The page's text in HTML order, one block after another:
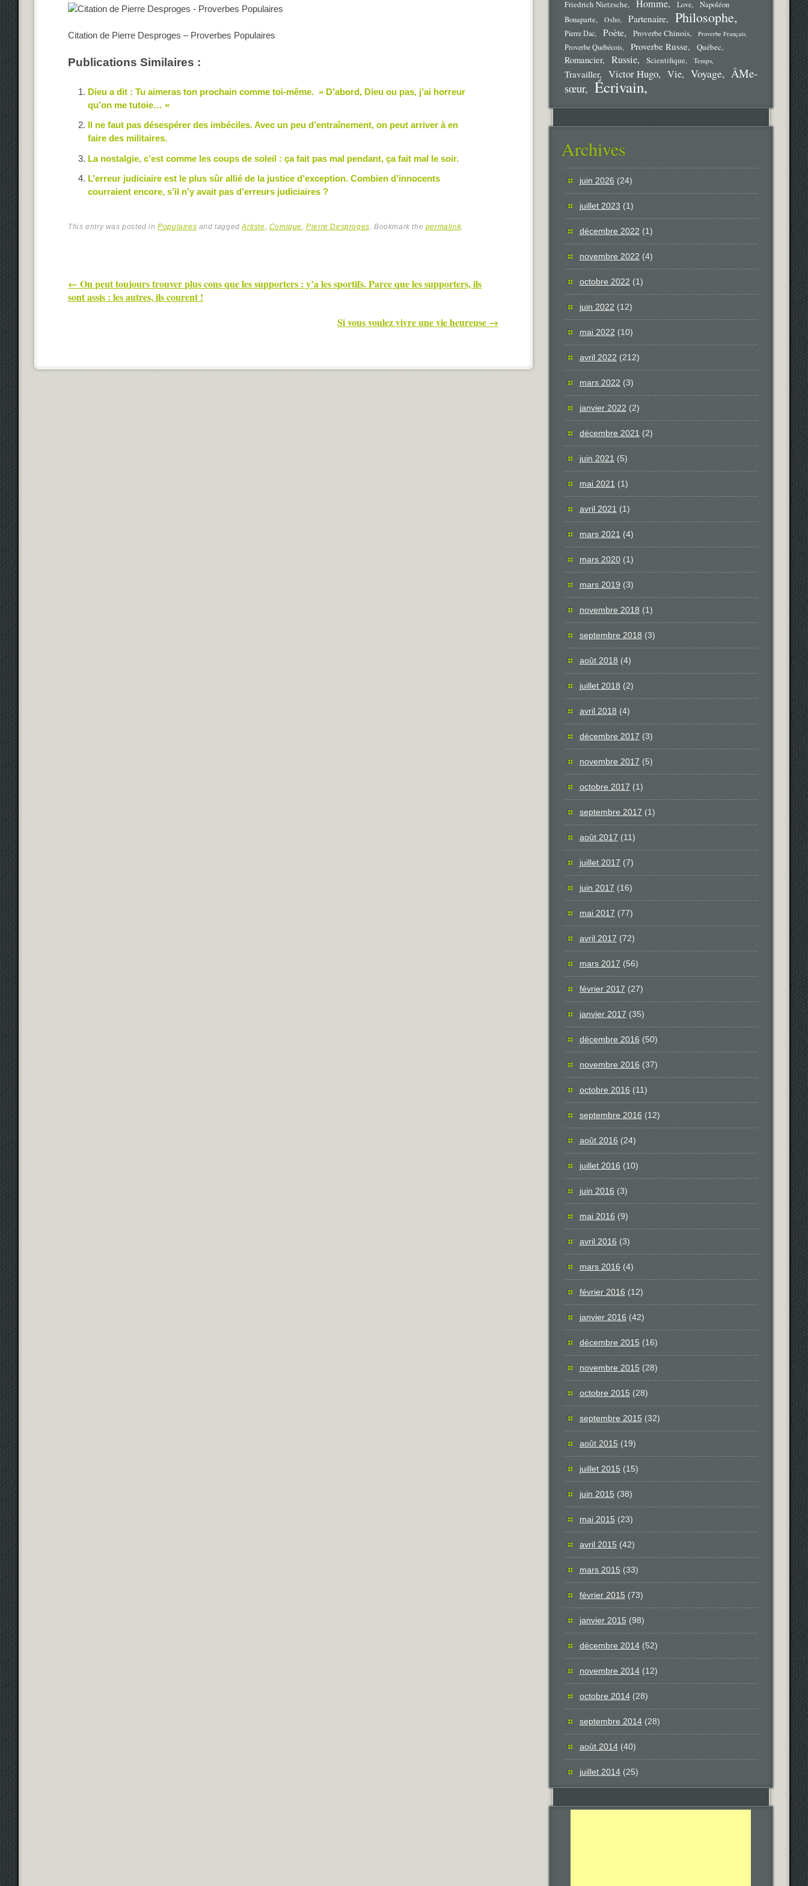
Citation de Pierre Desproges – Proverbes Populaires
Publications Similaires :
Dieu a dit : Tu aimeras ton prochain comme toi-même. » D’abord, Dieu ou pas, j’ai horreur
qu’on me tutoie… «
Il ne faut pas désespérer des imbéciles. Avec un peu d’entraînement, on peut arriver à en
faire des militaires.
La nostalgie, c’est comme les coups de soleil : ça fait pas mal pendant, ça fait mal le soir.
L’erreur judiciaire est le plus sûr allié de la justice d’exception. Combien d’innocents
courraient encore, s’il n’y avait pas d’erreurs judiciaires ?
This entry was posted inPopulaires and taggedArtiste, Comique,Pierre Desproges. Bookmark the permalink.
Post navigation
← On peut toujours trouver plus cons que les supporters : y’a les sportifs. Parce que les supporters, ils
sont assis : les autres, ils courent !
Si vous voulez vivre une vie heureuse →
Friedrich Nietzsche Homme Love
Napoléon
Bonaparte
Osho Partenaire Philosophe
Pierre Dac Poète Proverbe Chinois Proverbe Français
Proverbe Québécois Proverbe Russe Québec
Romancier Russie Scientifique Temps
Travailler Victor Hugo Vie Voyage
ÂMe-
sœur
Écrivain
Archives
juin 2026 (24)
juillet 2023 (1)
décembre 2022 (1)
novembre 2022 (4)
octobre 2022 (1)
juin 2022 (12)
mai 2022 (10)
avril 2022 (212)
mars 2022 (3)
janvier 2022 (2)
décembre 2021 (2)
juin 2021 (5)
mai 2021 (1)
avril 2021 (1)
mars 2021 (4)
mars 2020(1)
mars 2019 (3)
novembre 2018 (1)
septembre 2018 (3)
août 2018 (4)
juillet 2018 (2)
avril 2018 (4)
décembre 2017 (3)
novembre 2017 (5)
octobre 2017 (1)
septembre 2017 (1)
août 2017 (11)
juillet 2017 (7)
juin 2017 (16)
mai 2017 (77)
avril 2017 (72)
mars 2017 (56)
février 2017 (27)
janvier 2017 (35)
décembre 2016 (50)
novembre 2016 (37)
octobre 2016 (11)
septembre 2016 (12)
août 2016 (24)
juillet 2016 (10)
juin 2016 (3)
mai 2016 (9)
avril 2016 (3)
mars 2016 (4)
février 2016 (12)
janvier 2016 (42)
décembre 2015(16)
novembre 2015(28)
octobre 2015(28)
septembre 2015(32)
août 2015(19)
juillet 2015(15)
juin 2015(38)
mai 2015 (23)
avril 2015(42)
mars 2015(33)
février 2015(73)
janvier 2015(98)
décembre 2014(52)
novembre 2014(12)
octobre 2014(28)
septembre 2014(28)
août 2014(40)
juillet 2014(25)